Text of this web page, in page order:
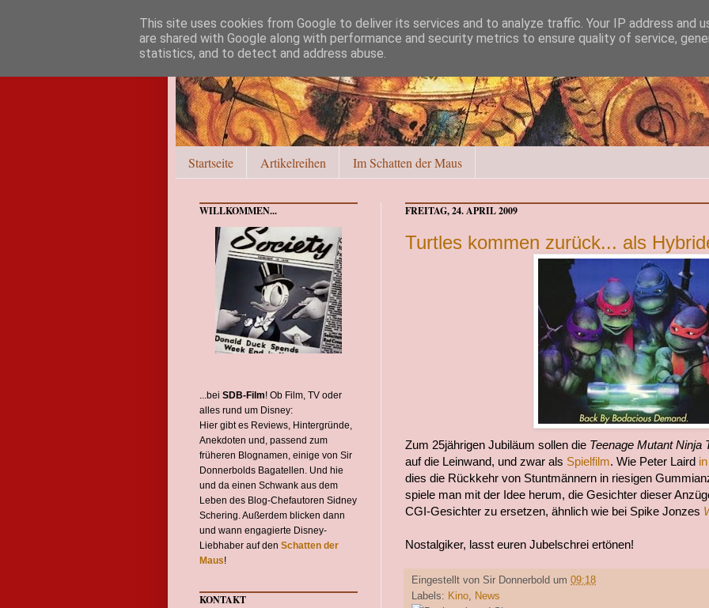
Startseite Artikelreihen Im Schatten der Maus
FREITAG, 24. APRIL 2009
Turtles kommen zurück... als
Zum 25jährigen Jubiläum sollen die Teenage Mutant Ninja
auf die Leinwand, und zwar als Spielfilm. Wie Peter Laird
dies die Rückkehr von Stuntmännern in riesigen
spiele man mit der Idee herum, die Gesichter dieser
CGI-Gesichter zu ersetzen, ähnlich wie bei Spike Jonzes
Nostalgiker, lasst euren Jubelschrei ertönen!
Eingestellt von Sir Donnerbold um 09:18
Labels: Kino, News
WILLKOMMEN...
...bei SDB-Film! Ob Film, TV oder
alles rund um Disney:
Hier gibt es Reviews, Hintergründe,
Anekdoten und, passend zum
früheren Blognamen, einige von Sir
Donnerbolds Bagatellen. Und hie
und da einen Schwank aus dem
Leben des Blog-Chefautoren Sidney
Schering. Außerdem blicken dann
und wann engagierte Disney-
Liebhaber auf den Schatten der
Maus!
KONTAKT
This site uses cookies from Google to deliver its services and to analyze traffic. Your IP address and
are shared with Google along with performance and security metrics to ensure quality of service,
statistics, and to detect and address abuse.